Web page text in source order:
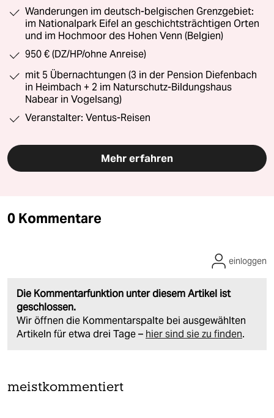
Wanderungen im deutsch-belgischen Grenzgebiet:
im Nationalpark Eifel an geschichtsträchtigen Orten
und im Hochmoor des Hohen Venn (Belgien)
950 € (DZ/HP/ohne Anreise)
mit 5 Übernachtungen (3 in der Pension Diefenbach
in Heimbach + 2 im Naturschutz-Bildungshaus
Nabear in Vogelsang)
Veranstalter: Ventus-Reisen
Mehr erfahren
0 Kommentare
Die Kommentarfunktion unter diesem Artikel ist
geschlossen.
Wir öffnen die Kommentarspalte bei ausgewählten
Artikeln für etwa drei Tage – hier sind sie zu finden.
einloggen
meistkommentiert